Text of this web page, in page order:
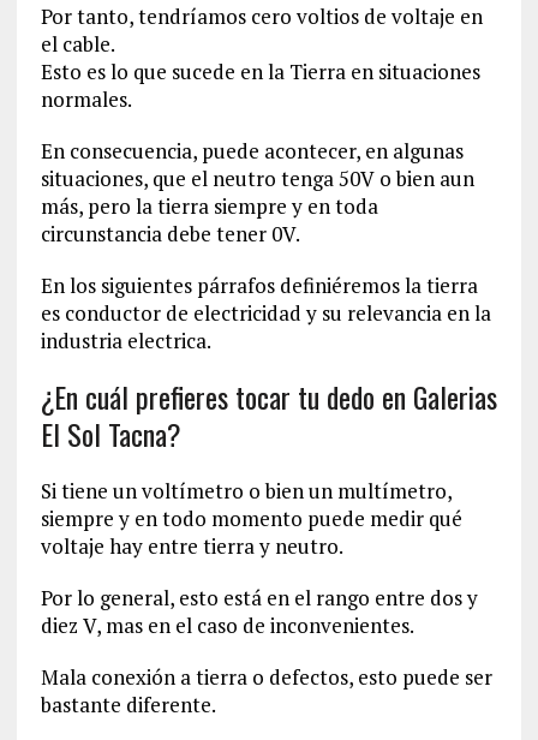
Por tanto, tendríamos cero voltios de voltaje en
el cable.
Esto es lo que sucede en la Tierra en situaciones
normales.
En consecuencia, puede acontecer, en algunas
situaciones, que el neutro tenga 50V o bien aun
más, pero la tierra siempre y en toda
circunstancia debe tener 0V.
En los siguientes párrafos definiéremos la tierra
es conductor de electricidad y su relevancia en la
industria electrica.
¿En cuál prefieres tocar tu dedo en Galerias
El Sol Tacna?
Si tiene un voltímetro o bien un multímetro,
siempre y en todo momento puede medir qué
voltaje hay entre tierra y neutro.
Por lo general, esto está en el rango entre dos y
diez V, mas en el caso de inconvenientes.
Mala conexión a tierra o defectos, esto puede ser
bastante diferente.